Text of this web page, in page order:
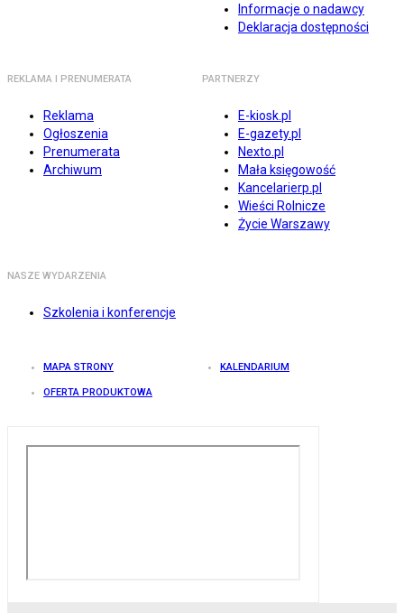
Informacje o nadawcy
Deklaracja dostępności
REKLAMA I PRENUMERATA
Reklama
Ogłoszenia
Prenumerata
Archiwum
PARTNERZY
E-kiosk.pl
E-gazety.pl
Nexto.pl
Mała księgowość
Kancelarierp.pl
Wieści Rolnicze
Życie Warszawy
NASZE WYDARZENIA
Szkolenia i konferencje
MAPA STRONY KALENDARIUM
OFERTA PRODUKTOWA